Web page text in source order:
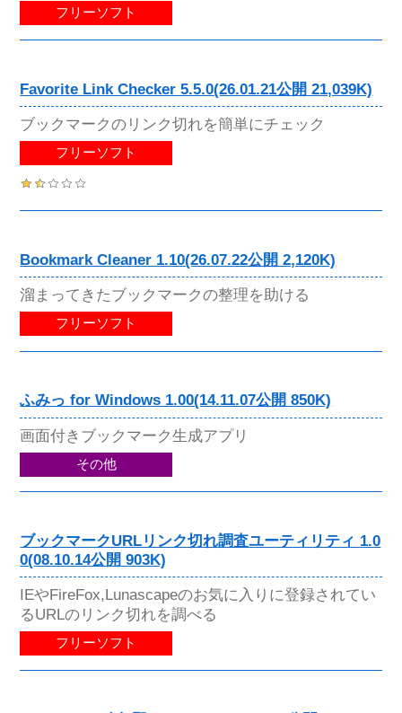
フリーソフト
Favorite Link Checker 5.5.0(26.01.21公開 21,039K)
ブックマークのリンク切れを簡単にチェック
フリーソフト
Bookmark Cleaner 1.10(26.07.22公開 2,120K)
溜まってきたブックマークの整理を助ける
フリーソフト
ふみっ for Windows 1.00(14.11.07公開 850K)
画面付きブックマーク生成アプリ
その他
ブックマークURLリンク切れ調査ユーティリティ 1.0
0(08.10.14公開 903K)
IEやFireFox,Lunascapeのお気に入りに登録されてい
るURLのリンク切れを調べる
フリーソフト